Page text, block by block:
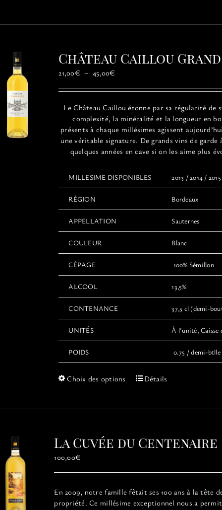
variations.
peuvent
sur
la
page
du
produit
Château Caillou
21,00€ – 45,00€
prix :
21,00€
à
45,00€
LeChâteau Caillou étonne par sa régularité de
complexité, la minéralité et la longueur en
présents à chaque millésimes agissent
une véritable signature. De grands vins de garde
quelques années en cave si on les aime plus
MILLESIME DISPONIBLES 2013 / 2014 /
RÉGION Bordeaux
APPELLATION Sauternes
COULEUR Blanc
CÉPAGE 100% Sémillon
ALCOOL 13,5%
CONTENANCE 37,5 cl (demi-
UNITÉS À l’unité, Caisse
POIDS 0.75 / demi-
Choix des options
Ce
plusieurs
options
choisies
sur
Détails
La Cuvée du Centenaire
100,00€
En 2009, notre famille fêtait ses 100 ans à la tête
propriété. Ce millésime exceptionnel nous a